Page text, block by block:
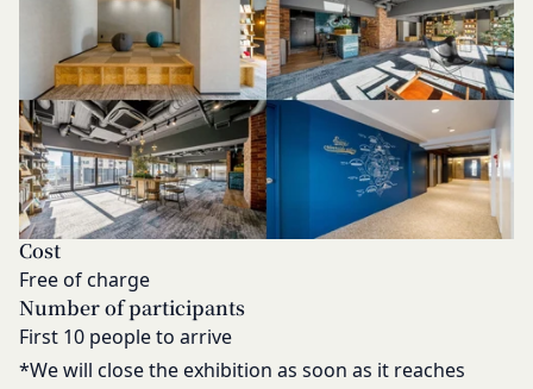
Cost
Free of charge
Number of participants
First 10 people to arrive
*We will close the exhibition as soon as it reaches
じめ同意したものとします。なお、本項に定める事
業譲渡には、通常の事業譲渡のみならず、会社分割
その他事業が移転するあらゆる場合を含むものとし
ます。
第15条（第三者への委託）
当社は、本サービスの提供に必要な業務を第三者に
委託することができるものとし、会員はこれを承諾
します。ただし、当社は、これにより、会員に対す
第16条（免責事項）
当社は、利用者の登録内容に従って事務を処理する
ことにより、免責されるものとします。
当社が相当の安全策を講じたにもかかわらず通信回